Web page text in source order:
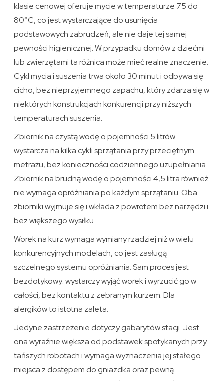
klasie cenowej oferuje mycie w temperaturze 75 do
80°C, co jest wystarczające do usunięcia
podstawowych zabrudzeń, ale nie daje tej samej
pewności higienicznej. W przypadku domów z dziećmi
lub zwierzętami ta różnica może mieć realne znaczenie.
Cykl mycia i suszenia trwa około 30 minut i odbywa się
cicho, bez nieprzyjemnego zapachu, który zdarza się w
niektórych konstrukcjach konkurencji przy niższych
temperaturach suszenia.
Zbiornik na czystą wodę o pojemności 5 litrów
wystarcza na kilka cykli sprzątania przy przeciętnym
metrażu, bez konieczności codziennego uzupełniania.
Zbiornik na brudną wodę o pojemności 4,5 litra również
nie wymaga opróżniania po każdym sprzątaniu. Oba
zbiorniki wyjmuje się i wkłada z powrotem bez narzędzi i
bez większego wysiłku.
Worek na kurz wymaga wymiany rzadziej niż w wielu
konkurencyjnych modelach, co jest zasługą
szczelnego systemu opróżniania. Sam proces jest
bezdotykowy: wystarczy wyjąć worek i wyrzucić go w
całości, bez kontaktu z zebranym kurzem. Dla
alergików to istotna zaleta.
Jedyne zastrzeżenie dotyczy gabarytów stacji. Jest
ona wyraźnie większa od podstawek spotykanych przy
tańszych robotach i wymaga wyznaczenia jej stałego
miejsca z dostępem do gniazdka oraz pewną